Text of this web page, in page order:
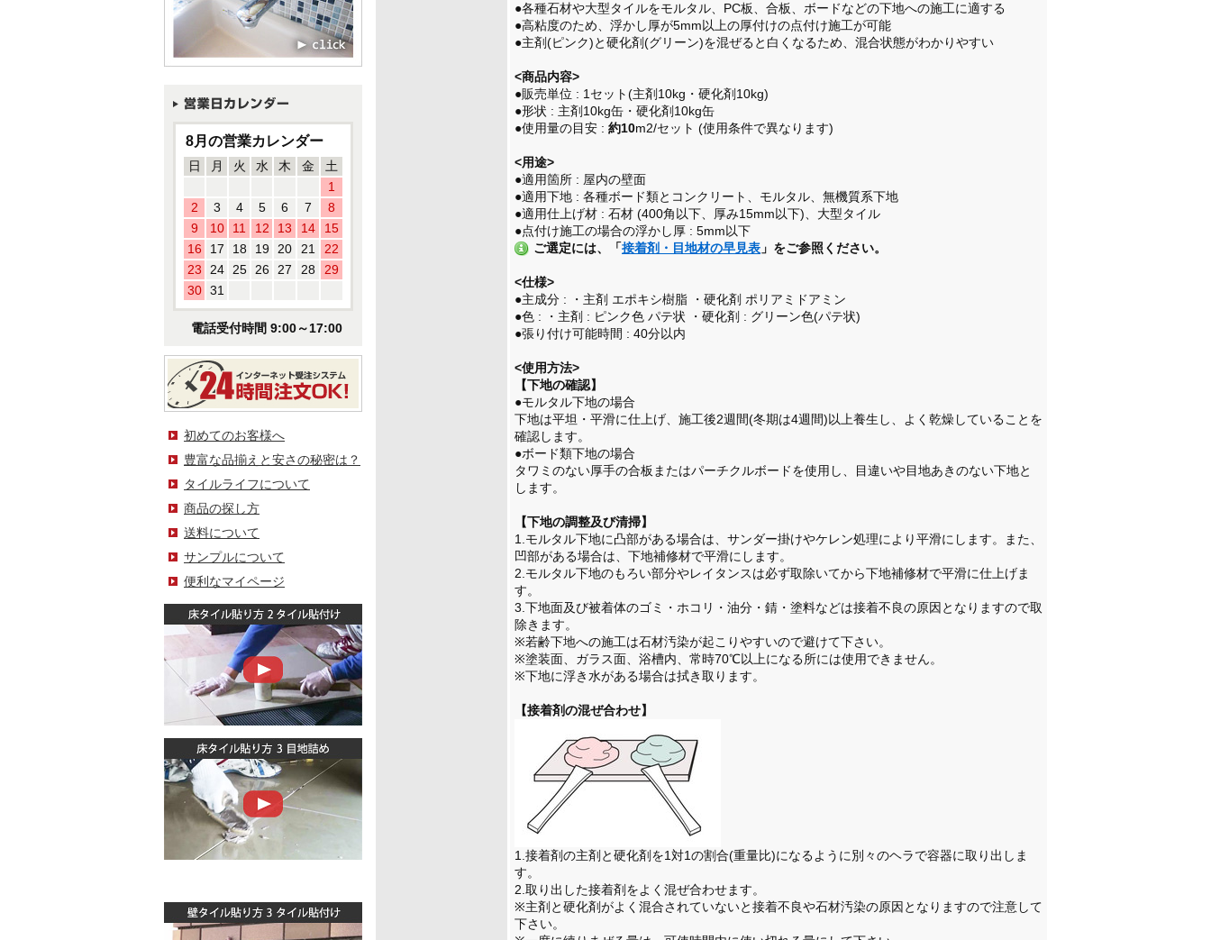
8月の営業カレンダー
日 月 火 水 木 金
土
1
2
3 4 5 6 7
8
9
10 11 12 13 14
15
16
17 18 19 20 21
22
23
24 25 26 27 28
29
30 31
電話受付時間 9:00～17:00
初めてのお客様へ
豊富な品揃えと安さの秘密は？
タイルライフについて
商品の探し方
送料について
サンプルについて
便利なマイページ
●各種石材や大型タイルをモルタル、PC板、合板、ボードなどの下地への施工に適する
●高粘度のため、浮かし厚が5mm以上の厚付けの点付け施工が可能
●主剤(ピンク)と硬化剤(グリーン)を混ぜると白くなるため、混合状態がわかりやすい
<商品内容>
●販売単位 : 1セット(主剤10kg・硬化剤10kg)
●形状 : 主剤10kg缶・硬化剤10kg缶
●使用量の目安 : 約10m2/セット (使用条件で異なります)
<用途>
●適用箇所 : 屋内の壁面
●適用下地 : 各種ボード類とコンクリート、モルタル、無機質系下地
●適用仕上げ材 : 石材 (400角以下、厚み15mm以下)、大型タイル
●点付け施工の場合の浮かし厚 : 5mm以下
ご選定には、「接着剤・目地材の早見表 」をご参照ください。
<仕様>
●主成分 : ・主剤 エポキシ樹脂 ・硬化剤 ポリアミドアミン
●色 : ・主剤 : ピンク色 パテ状 ・硬化剤 : グリーン色(パテ状)
●張り付け可能時間 : 40分以内
<使用方法>
【下地の確認】
●モルタル下地の場合
下地は平坦・平滑に仕上げ、施工後2週間(冬期は4週間)以上養生し、よく乾燥していることを
確認します。
●ボード類下地の場合
タワミのない厚手の合板またはパーチクルボードを使用し、目違いや目地あきのない下地と
します。
【下地の調整及び清掃】
1.モルタル下地に凸部がある場合は、サンダー掛けやケレン処理により平滑にします。また、
凹部がある場合は、下地補修材で平滑にします。
2.モルタル下地のもろい部分やレイタンスは必ず取除いてから下地補修材で平滑に仕上げま
す。
3.下地面及び被着体のゴミ・ホコリ・油分・錆・塗料などは接着不良の原因となりますので取
除きます。
※若齢下地への施工は石材汚染が起こりやすいので避けて下さい。
※塗装面、ガラス面、浴槽内、常時70℃以上になる所には使用できません。
※下地に浮き水がある場合は拭き取ります。
【接着剤の混ぜ合わせ】
1.接着剤の主剤と硬化剤を1対1の割合(重量比)になるように別々のヘラで容器に取り出しま
す。
2.取り出した接着剤をよく混ぜ合わせます。
※主剤と硬化剤がよく混合されていないと接着不良や石材汚染の原因となりますので注意して
下さい。